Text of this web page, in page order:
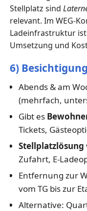
Stellplatz sind
relevant. Im WEG-
Ladeinfrastruktur
Umsetzung und
6)
Abends & am
(mehrfach,
Gibt es
Tickets,
Stellplatzlösung
Zufahrt, E-
Entfernung zur
vom TG bis zur
Alternative: